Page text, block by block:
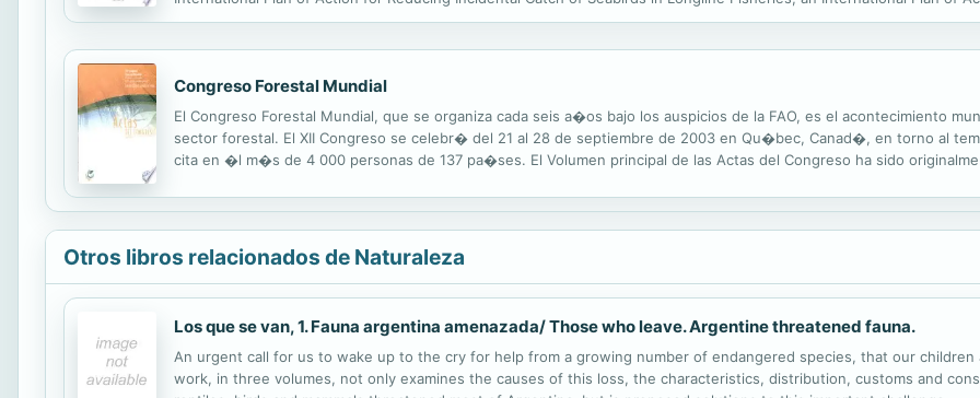
Management of Sharks and an International [Guidelines] [Plan of Action] for the Management of Fishing Capacity.
Congreso Forestal Mundial
El Congreso Forestal Mundial, que se organiza cada seis a�os bajo los auspicios de la FAO, es el acontecimiento
sector forestal. El XII Congreso se celebr� del 21 al 28 de septiembre de 2003 en Qu�bec, Canad�, en torno al
cita en �l m�s de 4 000 personas de 137 pa�ses. El Volumen principal de las Actas del Congreso ha sido
Otros libros relacionados de Naturaleza
Los que se van, 1. Fauna argentina amenazada/ Those who leave. Argentine threatened fauna.
An urgent call for us to wake up to the cry for help from a growing number of endangered species, that our
work, in three volumes, not only examines the causes of this loss, the characteristics, distribution, customs and